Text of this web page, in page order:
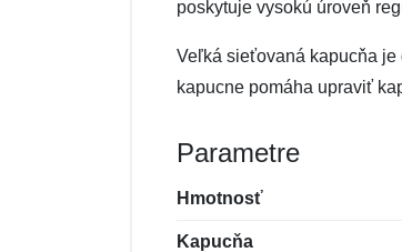
poskytuje vysokú úroveň
Veľká sieťovaná kapucňa je
kapucne pomáha upraviť
Parametre
Hmotnosť
Kapucňa